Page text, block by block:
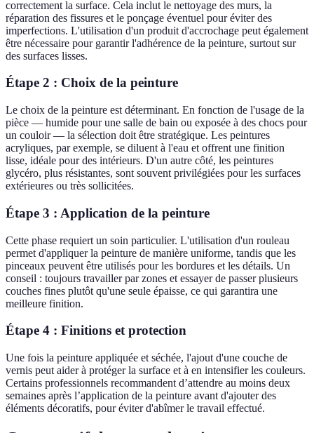
correctement la surface. Cela inclut le nettoyage des murs, la
réparation des fissures et le ponçage éventuel pour éviter des
imperfections. L'utilisation d'un produit d'accrochage peut également
être nécessaire pour garantir l'adhérence de la peinture, surtout sur
des surfaces lisses.
Étape 2 : Choix de la peinture
Le choix de la peinture est déterminant. En fonction de l'usage de la
pièce — humide pour une salle de bain ou exposée à des chocs pour
un couloir — la sélection doit être stratégique. Les peintures
acryliques, par exemple, se diluent à l'eau et offrent une finition
lisse, idéale pour des intérieurs. D'un autre côté, les peintures
glycéro, plus résistantes, sont souvent privilégiées pour les surfaces
extérieures ou très sollicitées.
Étape 3 : Application de la peinture
Cette phase requiert un soin particulier. L'utilisation d'un rouleau
permet d'appliquer la peinture de manière uniforme, tandis que les
pinceaux peuvent être utilisés pour les bordures et les détails. Un
conseil : toujours travailler par zones et essayer de passer plusieurs
couches fines plutôt qu'une seule épaisse, ce qui garantira une
meilleure finition.
Étape 4 : Finitions et protection
Une fois la peinture appliquée et séchée, l'ajout d'une couche de
vernis peut aider à protéger la surface et à en intensifier les couleurs.
Certains professionnels recommandent d’attendre au moins deux
semaines après l’application de la peinture avant d'ajouter des
éléments décoratifs, pour éviter d'abîmer le travail effectué.